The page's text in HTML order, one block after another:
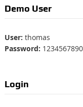
Demo User
User: thomas
Password: 1234567890
Login